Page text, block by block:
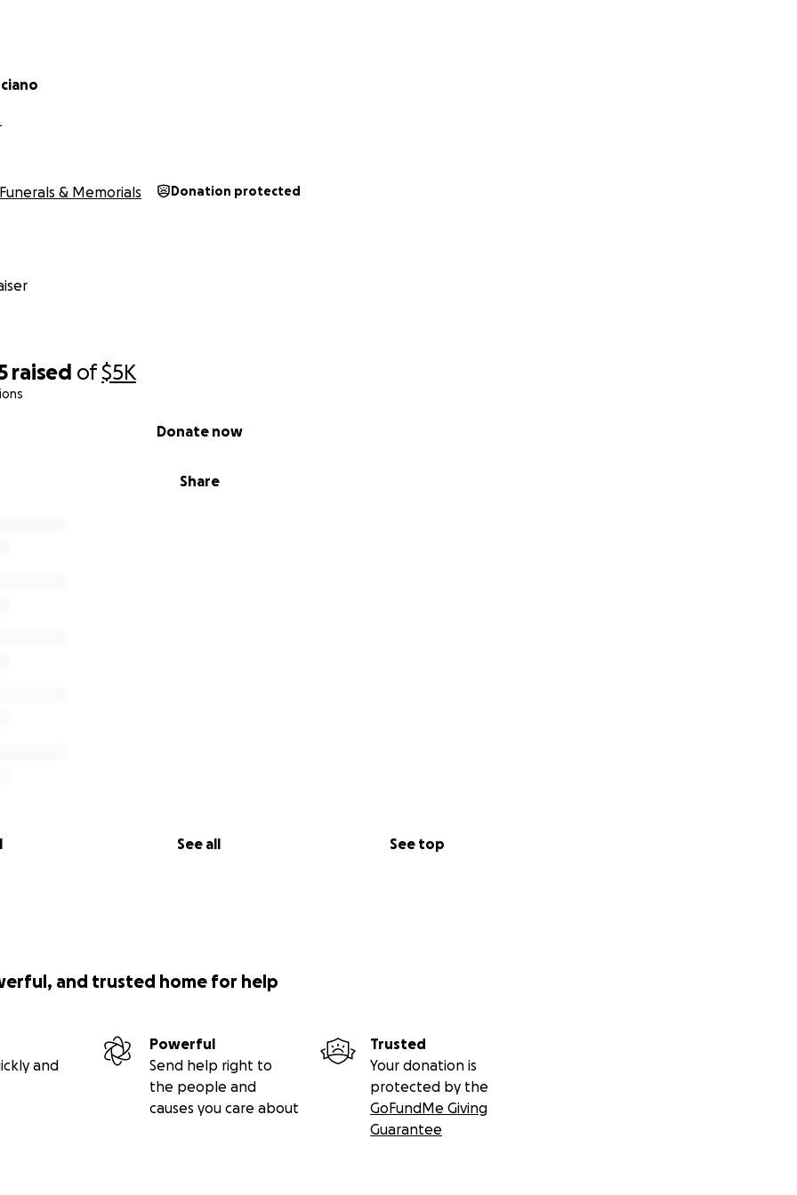
raised of$5K
Share
Donate now
See all See top
Funerals & Memorials Donation protected
and trusted home for help
and
Powerful
Send help right to
the people and
causes you care about
Trusted
Your donation is
protected by the
GoFundMe Giving
Guarantee